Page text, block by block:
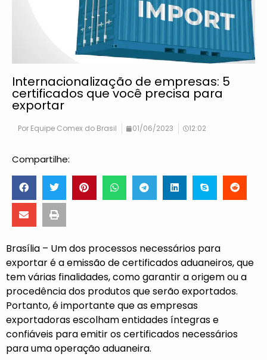
Internacionalização de empresas: 5
certificados que você precisa para
exportar
Por Equipe Comex do Brasil 01/06/2023 12:02
Compartilhe:
Brasília – Um dos processos necessários para
exportar é a emissão de certificados aduaneiros, que
tem várias finalidades, como garantir a origem ou a
procedência dos produtos que serão exportados.
Portanto, é importante que as empresas
exportadoras escolham entidades íntegras e
confiáveis para emitir os certificados necessários
para uma operação aduaneira.